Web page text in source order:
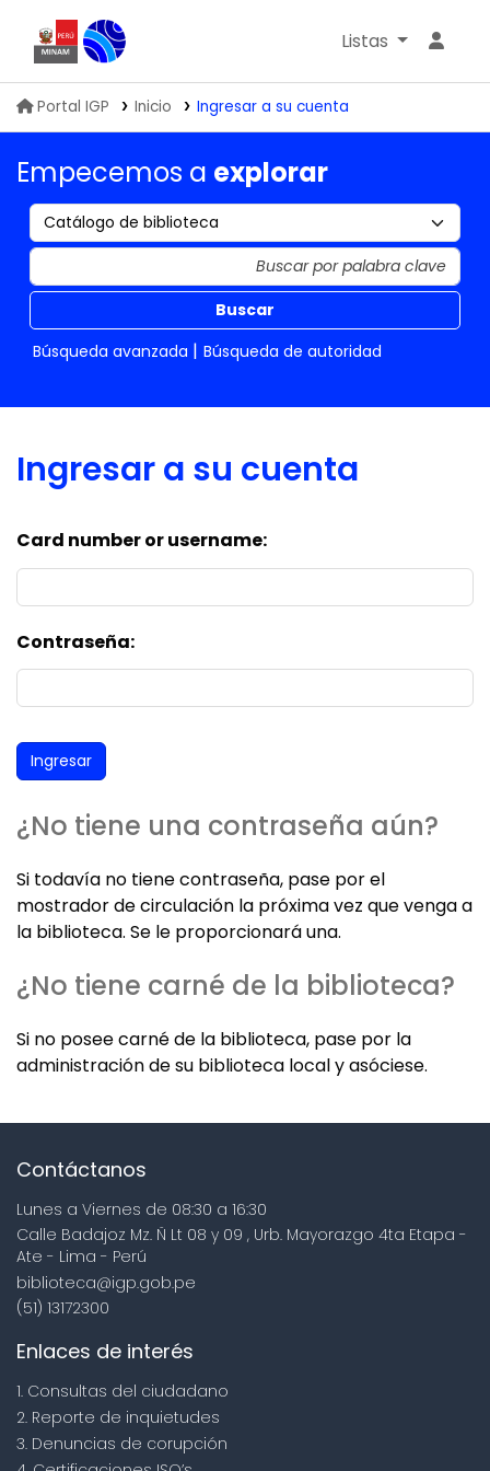
Biblioteca IGP
Listas
Portal IGP Inicio Ingresar a su cuenta
Empecemos a explorar
Buscar
Búsqueda avanzada
Búsqueda de autoridad
Ingresar a su cuenta
Card number or username:
Contraseña:
¿No tiene una contraseña aún?
Si todavía no tiene contraseña, pase por el
mostrador de circulación la próxima vez que venga a
la biblioteca. Se le proporcionará una.
¿No tiene carné de la biblioteca?
Si no posee carné de la biblioteca, pase por la
administración de su biblioteca local y asóciese.
Contáctanos
Lunes a Viernes de 08:30 a 16:30
Calle Badajoz Mz. Ñ Lt 08 y 09 , Urb. Mayorazgo 4ta Etapa -
Ate - Lima - Perú
biblioteca@igp.gob.pe
(51) 13172300
Enlaces de interés
1. Consultas del ciudadano
2. Reporte de inquietudes
3. Denuncias de corupción